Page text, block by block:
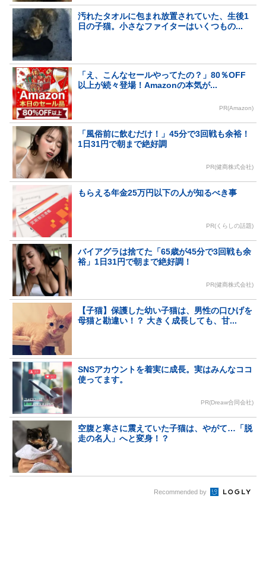
汚れたタオルに包まれ放置されていた、生後1
日の子猫。小さなファイターはいくつもの...
「え、こんなセールやってたの？」80％OFF
以上が続々登場！Amazonの本気が...
PR(Amazon)
「風俗前に飲むだけ！」45分で3回戦も余裕！
1日31円で朝まで絶好調
PR(健商株式会社)
もらえる年金25万円以下の人が知るべき事
PR(くらしの話題)
バイアグラは捨てた「65歳が45分で3回戦も余
裕」1日31円で朝まで絶好調！
PR(健商株式会社)
【子猫】保護した幼い子猫は、男性の口ひげを
母猫と勘違い！？ 大きく成長しても、甘...
SNSアカウントを着実に成長。実はみんなココ
使ってます。
PR(Dreaw合同会社)
空腹と寒さに震えていた子猫は、やがて…「脱
走の名人」へと変身！？
Recommended by